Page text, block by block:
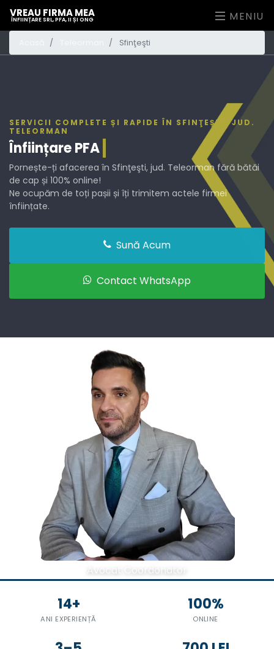
VREAU FIRMA MEA
ÎNFIINȚARE SRL, PFA, II ȘI ONG MENIU
Sfinţeşti
SERVICII COMPLETE ȘI RAPIDE ÎN SFINŢEŞTI, JUD.
TELEORMAN
ÎnființarePFA
Pornește-ți afacerea în Sfinţeşti, jud. Teleorman fără bătăi
de cap și 100% online!
Ne ocupăm de toți pașii și îți trimitem actele firmei
înființate.
Sună Acum
Contact WhatsApp
Avocat Coordonator
14+
ANI EXPERIENȚĂ
100%
ONLINE